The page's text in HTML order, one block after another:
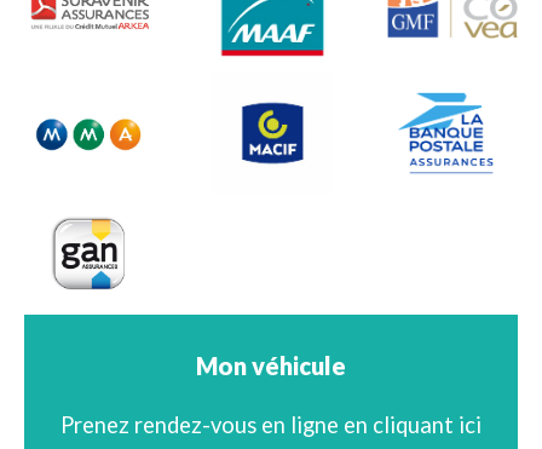
Mon véhicule
Prenez rendez-vous en ligne en cliquant ici